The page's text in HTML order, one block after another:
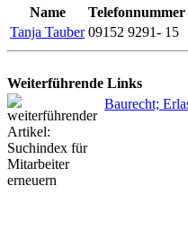
Name Telefonnummer
Tanja Tauber 09152 9291- 15
Weiterführende Links
Baurecht;